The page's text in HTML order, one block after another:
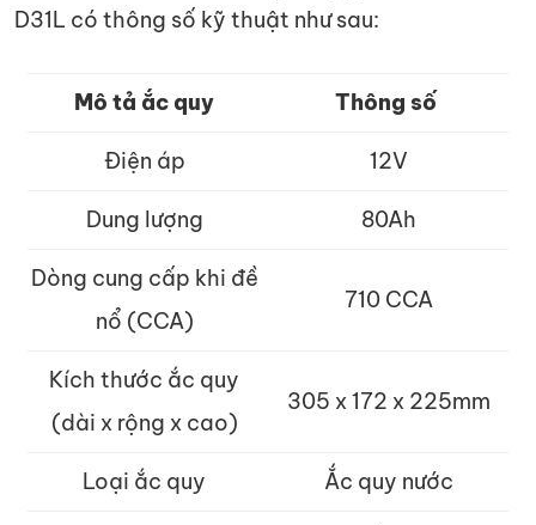
D31L có thông số kỹ thuật như sau:
Mô tả ắc quy Thông số
Điện áp 12V
Dung lượng 80Ah
Dòng cung cấp khi đề
nổ (CCA)
710 CCA
Kích thước ắc quy
(dài x rộng x cao)
305 x 172 x 225mm
Loại ắc quy Ắc quy nước